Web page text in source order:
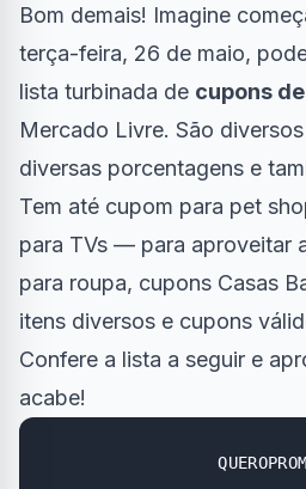
Bom demais! Imagine
terça-feira, 26 de maio,
lista turbinada de cupons
Mercado Livre. São
diversas porcentagens e
Tem até cupom para pet
para TVs — para aproveitar
para roupa, cupons Casas
itens diversos e cupons
Confere a lista a seguir e
acabe!